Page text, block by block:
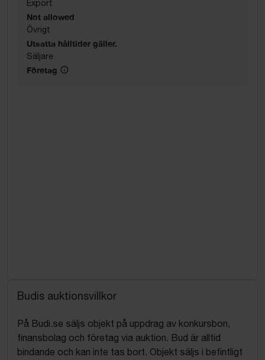
Export
Not allowed
Övrigt
Utsatta hålltider gäller.
Säljare
Företag
Budis auktionsvillkor
På Budi.se säljs objekt på uppdrag av konkursbon,
finansbolag och företag via auktion. Bud är alltid
bindande och kan inte tas bort. Objekt säljs i befintligt